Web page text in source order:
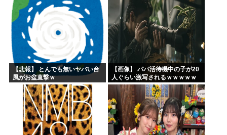
【悲報】 とんでも無いヤバい台
風がお盆直撃ｗ
【画像】 パパ活待機中の子が20
人ぐらい激写されるｗｗｗｗｗ
ｗｗｗｗｗｗ